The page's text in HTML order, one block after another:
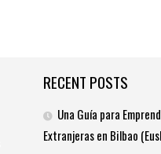
RECENT POSTS
Una Guía para
Extranjeras en Bilbao